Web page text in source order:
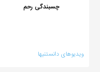
چسبندگی رحم
ویدیوهای دانستنیها